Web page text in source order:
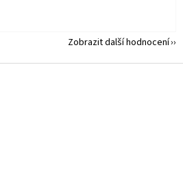
Zobrazit další hodnocení